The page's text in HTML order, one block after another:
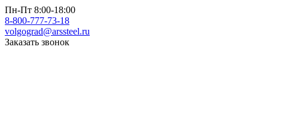
Пн-Пт 8:00-18:00
8-800-777-73-18
volgograd@arssteel.ru
Заказать звонок